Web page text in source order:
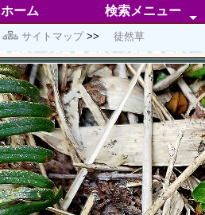
ホーム 検索メニュー
50音順検索
分 類 検 索
無 茎 種
有 茎 種
外 国 種
自然交雑種
人工交配種
同定困惑中
色彩別検索
芳香属性分類
検索ポイント
サイトマップ 徒然草